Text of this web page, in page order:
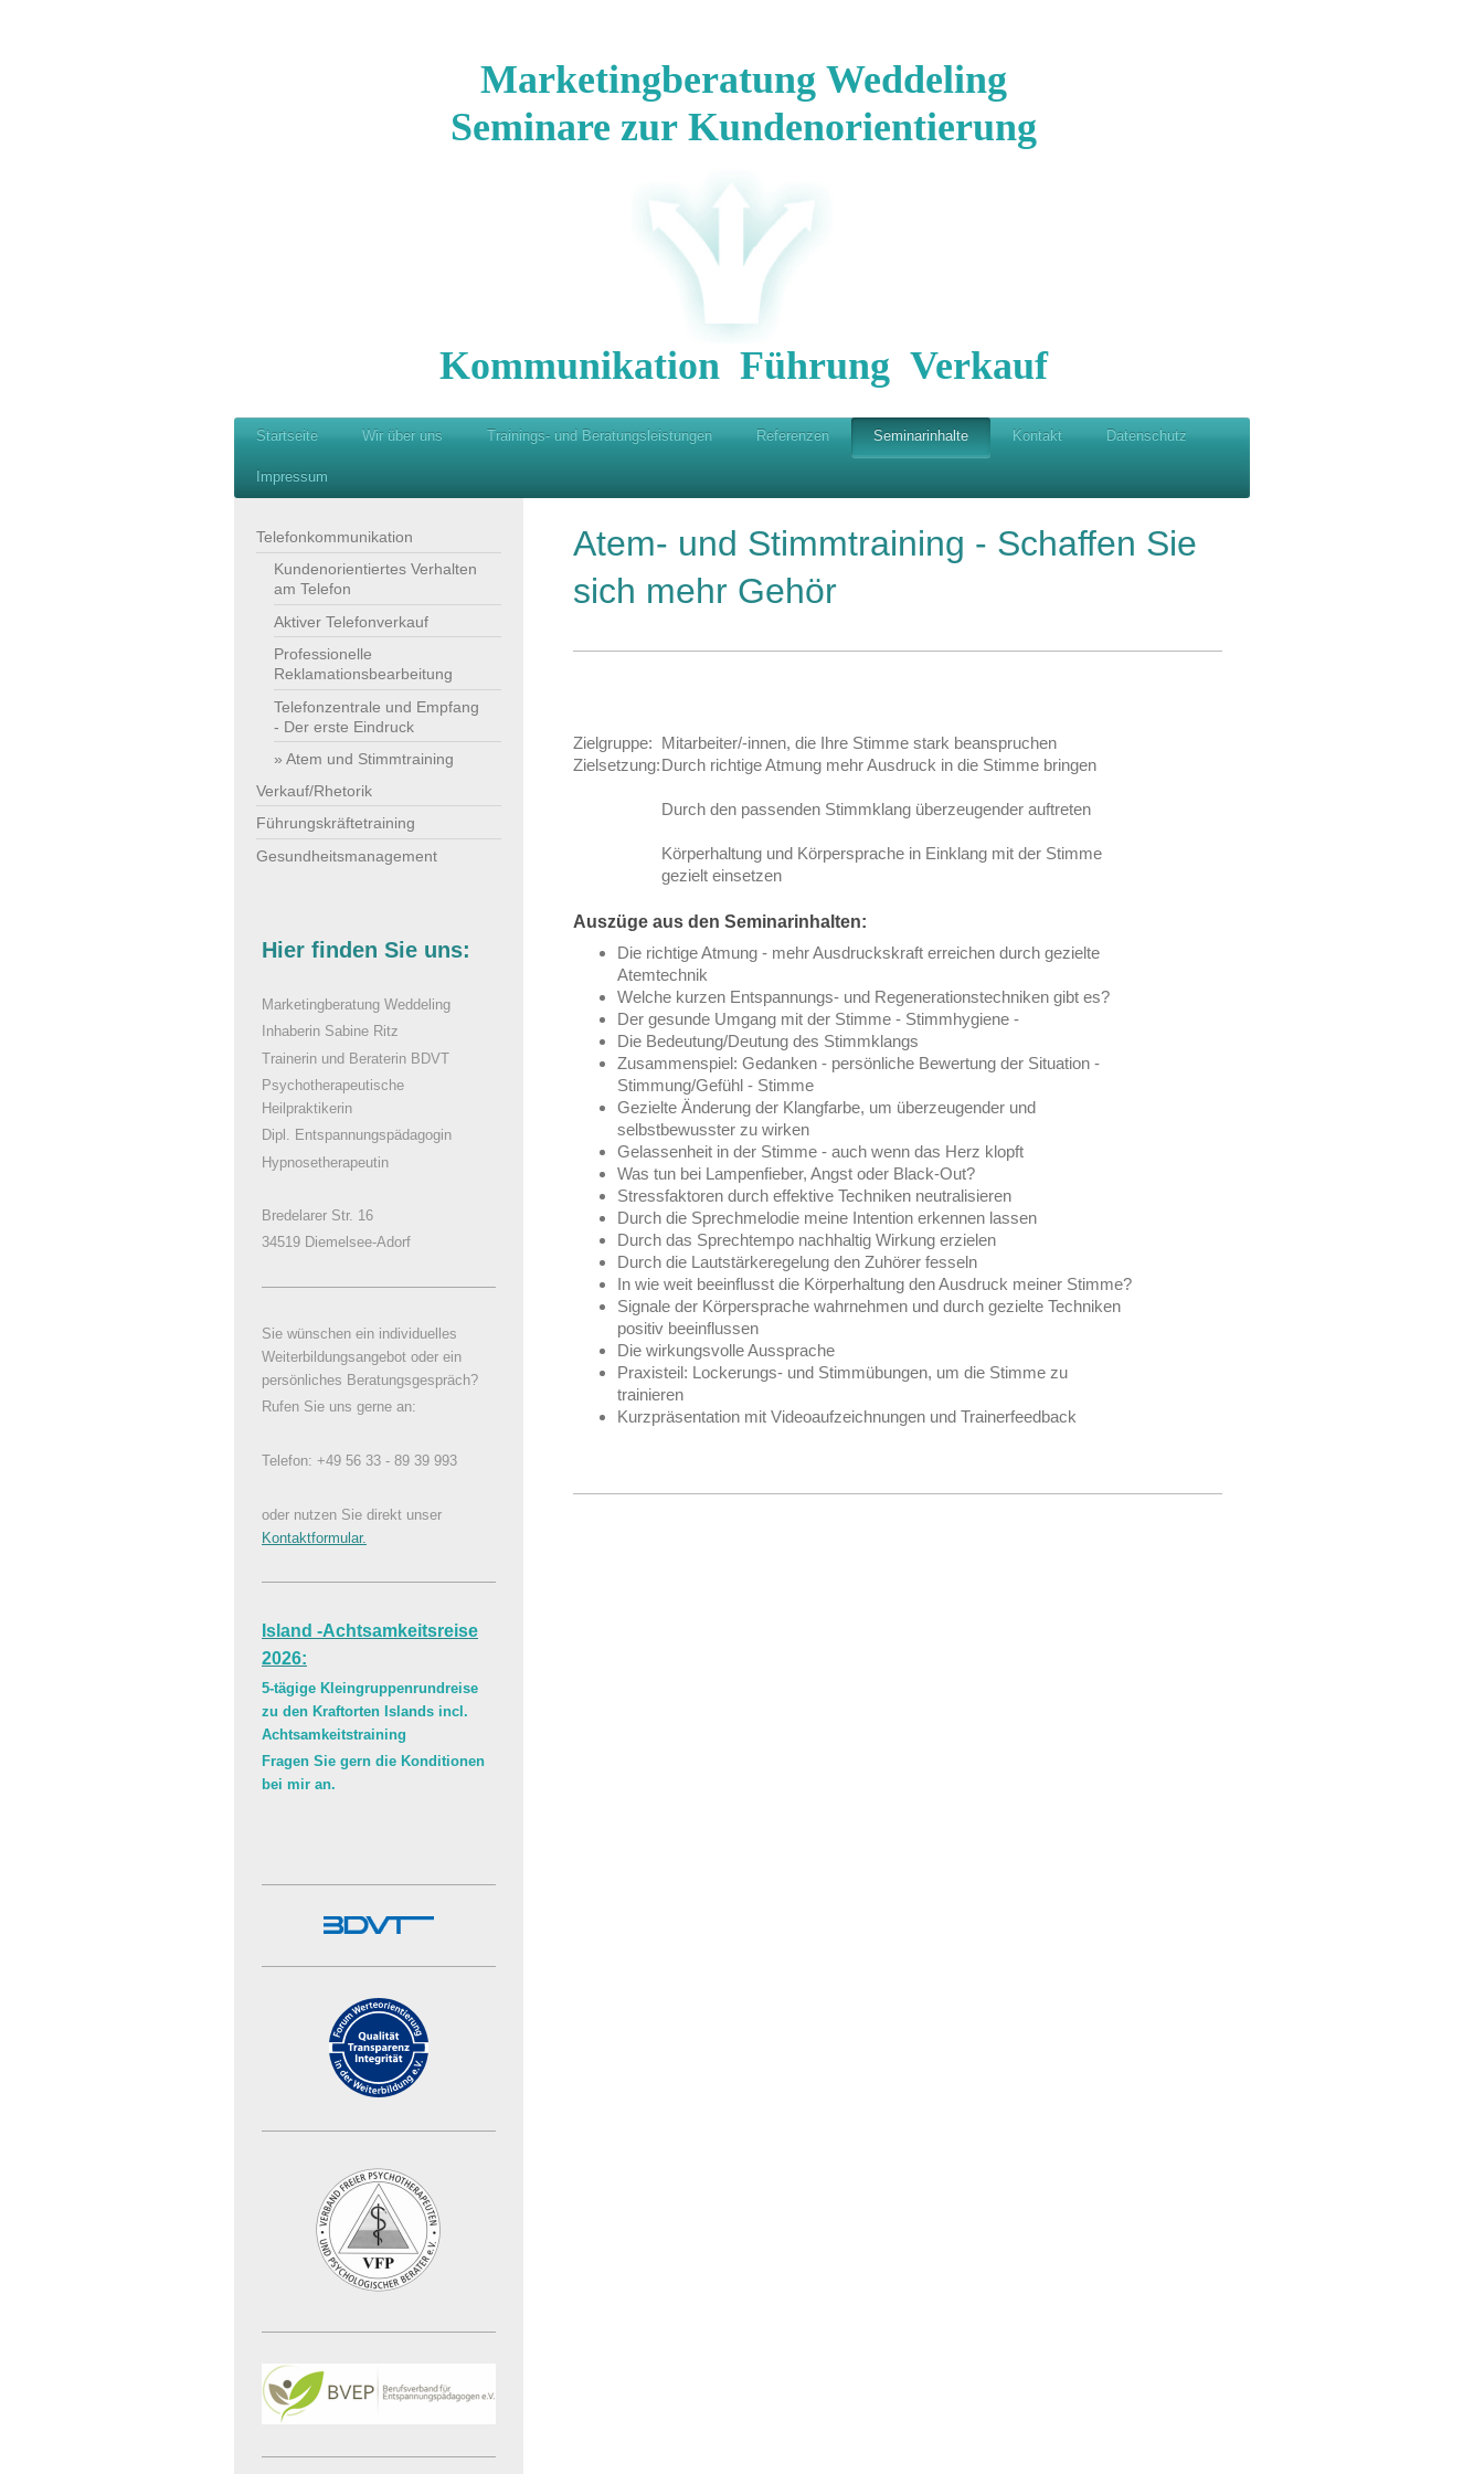
Marketingberatung Weddeling
Seminare zur Kundenorientierung
Kommunikation Führung Verkauf
Startseite Wir über uns Trainings- und Beratungsleistungen Referenzen Seminarinhalte Kontakt Datenschutz
Impressum
Atem- und Stimmtraining - Schaffen Sie
sich mehr Gehör
Zielgruppe: Mitarbeiter/-innen, die Ihre Stimme stark beanspruchen
Zielsetzung:Durch richtige Atmung mehr Ausdruck in die Stimme bringen
Durch den passenden Stimmklang überzeugender auftreten
Körperhaltung und Körpersprache in Einklang mit der Stimme
gezielt einsetzen
Auszüge aus den Seminarinhalten:
Die richtige Atmung - mehr Ausdruckskraft erreichen durch gezielte
Atemtechnik
Welche kurzen Entspannungs- und Regenerationstechniken gibt es?
Der gesunde Umgang mit der Stimme - Stimmhygiene -
Die Bedeutung/Deutung des Stimmklangs
Zusammenspiel: Gedanken - persönliche Bewertung der Situation -
Stimmung/Gefühl - Stimme
Gezielte Änderung der Klangfarbe, um überzeugender und
selbstbewusster zu wirken
Gelassenheit in der Stimme - auch wenn das Herz klopft
Was tun bei Lampenfieber, Angst oder Black-Out?
Stressfaktoren durch effektive Techniken neutralisieren
Durch die Sprechmelodie meine Intention erkennen lassen
Durch das Sprechtempo nachhaltig Wirkung erzielen
Durch die Lautstärkeregelung den Zuhörer fesseln
In wie weit beeinflusst die Körperhaltung den Ausdruck meiner Stimme?
Signale der Körpersprache wahrnehmen und durch gezielte Techniken
positiv beeinflussen
Die wirkungsvolle Aussprache
Praxisteil: Lockerungs- und Stimmübungen, um die Stimme zu
trainieren
Kurzpräsentation mit Videoaufzeichnungen und Trainerfeedback
Telefonkommunikation
Kundenorientiertes Verhalten
am Telefon
Aktiver Telefonverkauf
Professionelle
Reklamationsbearbeitung
Telefonzentrale und Empfang
- Der erste Eindruck
Atem und Stimmtraining
Verkauf/Rhetorik
Führungskräftetraining
Gesundheitsmanagement
Hier finden Sie uns:
Marketingberatung Weddeling
Inhaberin Sabine Ritz
Trainerin und Beraterin BDVT
Psychotherapeutische
Heilpraktikerin
Dipl. Entspannungspädagogin
Hypnosetherapeutin
Bredelarer Str. 16
34519 Diemelsee-Adorf
Sie wünschen ein individuelles
Weiterbildungsangebot oder ein
persönliches Beratungsgespräch?
Rufen Sie uns gerne an:
Telefon: +49 56 33 - 89 39 993
oder nutzen Sie direkt unser
Kontaktformular.
Island -Achtsamkeitsreise
2026:
5-tägige Kleingruppenrundreise
zu den Kraftorten Islands incl.
Achtsamkeitstraining
Fragen Sie gern die Konditionen
bei mir an.